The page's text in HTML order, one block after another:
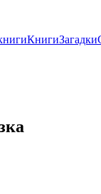
КнигиЗагадки